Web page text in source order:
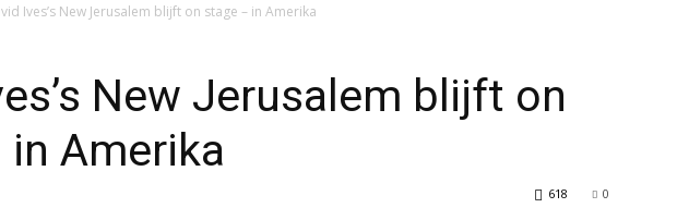
Ives’s New Jerusalem blijft on stage – in Amerika
New Jerusalem blijft on
Amerika
0
618